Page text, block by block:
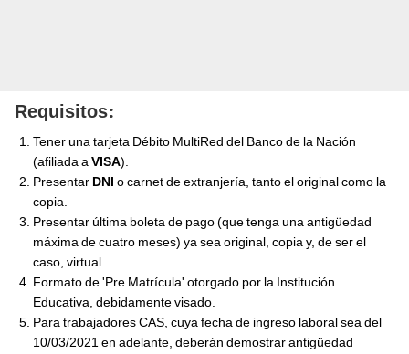
Requisitos:
Tener una tarjeta Débito MultiRed del Banco de la Nación
(afiliada a VISA).
Presentar DNI o carnet de extranjería, tanto el original como la
copia.
Presentar última boleta de pago (que tenga una antigüedad
máxima de cuatro meses) ya sea original, copia y, de ser el
caso, virtual.
Formato de 'Pre Matrícula' otorgado por la Institución
Educativa, debidamente visado.
Para trabajadores CAS, cuya fecha de ingreso laboral sea del
10/03/2021 en adelante, deberán demostrar antigüedad